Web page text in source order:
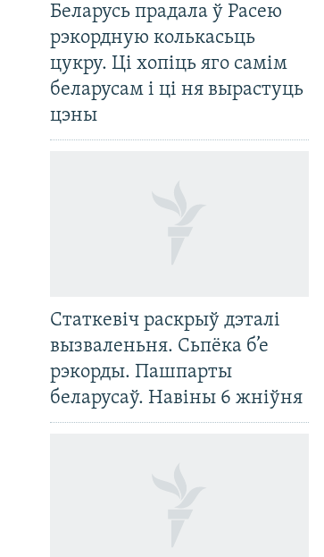
Беларусь прадала ў Расею
рэкордную колькасьць
цукру. Ці хопіць яго самім
беларусам і ці ня вырастуць
цэны
Статкевіч раскрыў дэталі
вызваленьня. Сьпёка б’е
рэкорды. Пашпарты
беларусаў. Навіны 6 жніўня